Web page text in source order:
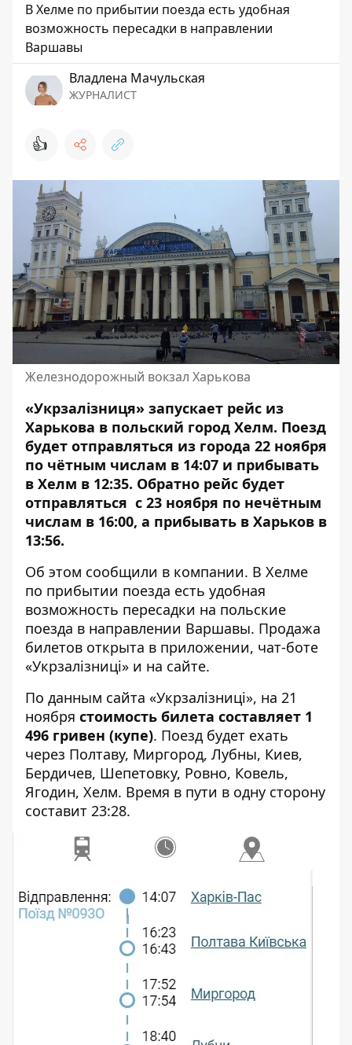
В Хелме по прибытии поезда есть удобная
возможность пересадки в направлении
Варшавы
Владлена Мачульская
ЖУРНАЛИСТ
👍
Железнодорожный вокзал Харькова
«Укрзалізниця» запускает рейс из
Харькова в польский город Хелм. Поезд
будет отправляться из города 22 ноября
по чётным числам в 14:07 и прибывать
в Хелм в 12:35. Обратно рейс будет
отправляться с 23 ноября по нечётным
числам в 16:00, а прибывать в Харьков в
13:56.
Об этом сообщили в компании. В Хелме
по прибытии поезда есть удобная
возможность пересадки на польские
поезда в направлении Варшавы. Продажа
билетов открыта в приложении, чат-боте
«Укрзалізниці» и на сайте.
По данным сайта «Укрзалізниці», на 21
ноября стоимость билета составляет 1
496 гривен (купе). Поезд будет ехать
через Полтаву, Миргород, Лубны, Киев,
Бердичев, Шепетовку, Ровно, Ковель,
Ягодин, Хелм. Время в пути в одну сторону
составит 23:28.